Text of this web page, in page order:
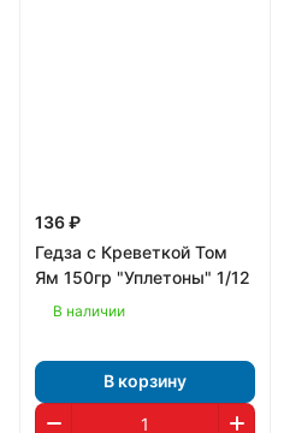
136 ₽
Гедза с Креветкой Том
Ям 150гр "Уплетоны" 1/12
В наличии
В корзину